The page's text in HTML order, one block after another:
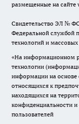
размещенные на сайте
Свидетельство ЭЛ № ФС
Федеральной службой
технологий и
«На информационном
технологии
информации на основе
относящихся к
находящихся на
конфиденциальности
пользователей